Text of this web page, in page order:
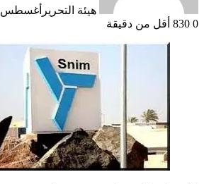
هيئة التحرير أغسطس 19, 2020
0
أقل من دقيقة